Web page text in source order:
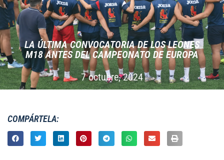
LA ÚLTIMA CONVOCATORIA DE LOS LEONES
M18 ANTES DEL CAMPEONATO DE EUROPA
7 octubre, 2024
COMPÁRTELA: